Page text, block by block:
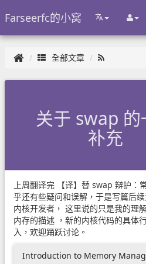
Farseerfc的小窝
全部文章
关于 swap 的
补充
上周翻译完 【译】替 swap 辩护：
乎还有些疑问和误解，于是写篇后
内核开发者， 这里说的只是我的理
内存的描述 ，新的内核代码的具体
入，欢迎踊跃讨论。
Introduction to Memory